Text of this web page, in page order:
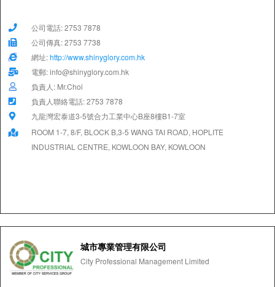
公司電話: 2753 7878
公司傳真: 2753 7738
網址:http://www.shinyglory.com.hk
電郵: info@shinyglory.com.hk
負責人: Mr.Choi
負責人聯絡電話: 2753 7878
九龍灣宏泰道3-5號合力工業中心B座8樓B1-7室
ROOM 1-7, 8/F, BLOCK B,3-5 WANG TAI ROAD, HOPLITE
INDUSTRIAL CENTRE, KOWLOON BAY, KOWLOON
城市專業管理有限公司
City Professional Management Limited